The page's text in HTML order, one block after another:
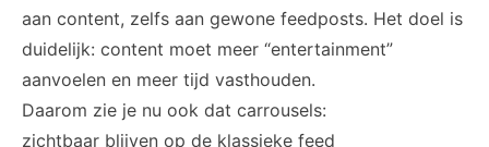
aan content, zelfs aan gewone feedposts. Het doel is
duidelijk: content moet meer “entertainment”
aanvoelen en meer tijd vasthouden.
Daarom zie je nu ook dat carrousels:
zichtbaar blijven op de klassieke feed